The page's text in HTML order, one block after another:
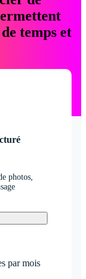
temps et
photos,
par mois